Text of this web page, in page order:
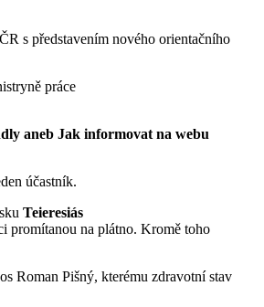
s představením nového orientačního
práce
aneb Jak informovat na webu
účastník.
Teieresiás
promítanou na plátno. Kromě toho
Roman Pišný, kterému zdravotní stav